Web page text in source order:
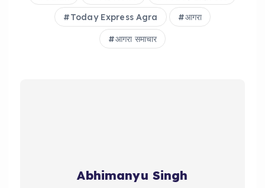
Today Express Agra आगरा
आगरा समाचार
Abhimanyu Singh